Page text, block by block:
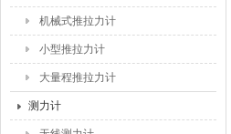
机械式推拉力计
小型推拉力计
大量程推拉力计
测力计